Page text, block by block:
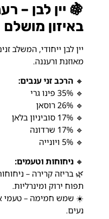
🍇 יין לבן –
באיזון מושלם
יין לבן ייחודי, המשלב
מאוזנת ורעננה.
🔸 הרכב זני ענבים:
🔹 35% פינו גרי
🔹 26% רוסאן
🔹 17% סוביניון בלאן
🔹 17% שרדונה
🔹 5% ויונייה
🔸 ניחוחות וטעמים:
🌿 בריזה קרירה –
תפוח ירוק ומינרליות.
☀️ שמש חמימה – טעמי
נעים.